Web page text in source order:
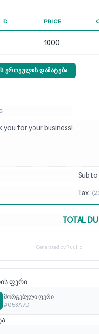
ფერი
მორგებული ფერი
#058A7D
ᲔᲠᲗᲔᲣᲚᲘᲡ ᲓᲐᲛᲐᲢᲔᲑᲐ
Generated by Ruul.io